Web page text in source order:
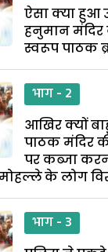
ऐसा क्या
हनुमान मंदिर
स्वरूप पाठक
भाग - 2
आखिर क्यों
पाठक मंदिर
पर कब्जा
के लोग
भाग - 3